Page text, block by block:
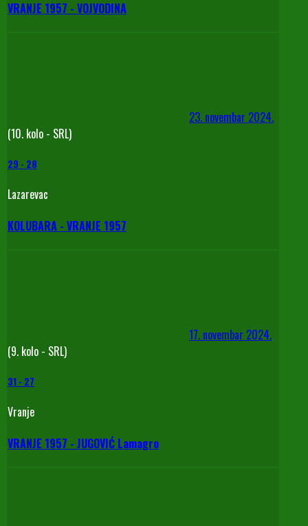
VRANJE 1957 - VOJVODINA
23. novembar 2024.
(10. kolo - SRL)
29 - 28
Lazarevac
KOLUBARA - VRANJE 1957
17. novembar 2024.
(9. kolo - SRL)
31 - 27
Vranje
VRANJE 1957 - JUGOVIĆ Lamagro